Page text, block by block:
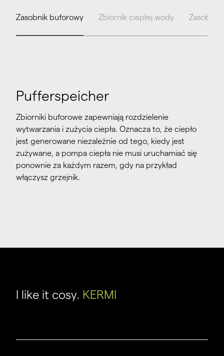
Zasobnik buforowy Zbiornik ciepłej wody Zasobnik
Pufferspeicher
Zbiorniki buforowe zapewniają rozdzielenie
wytwarzania i zużycia ciepła. Oznacza to, że ciepło
jest generowane niezależnie od tego, kiedy jest
zużywane, a pompa ciepła nie musi uruchamiać się
ponownie za każdym razem, gdy na przykład
włączysz grzejnik.
I like it cosy. KERMI